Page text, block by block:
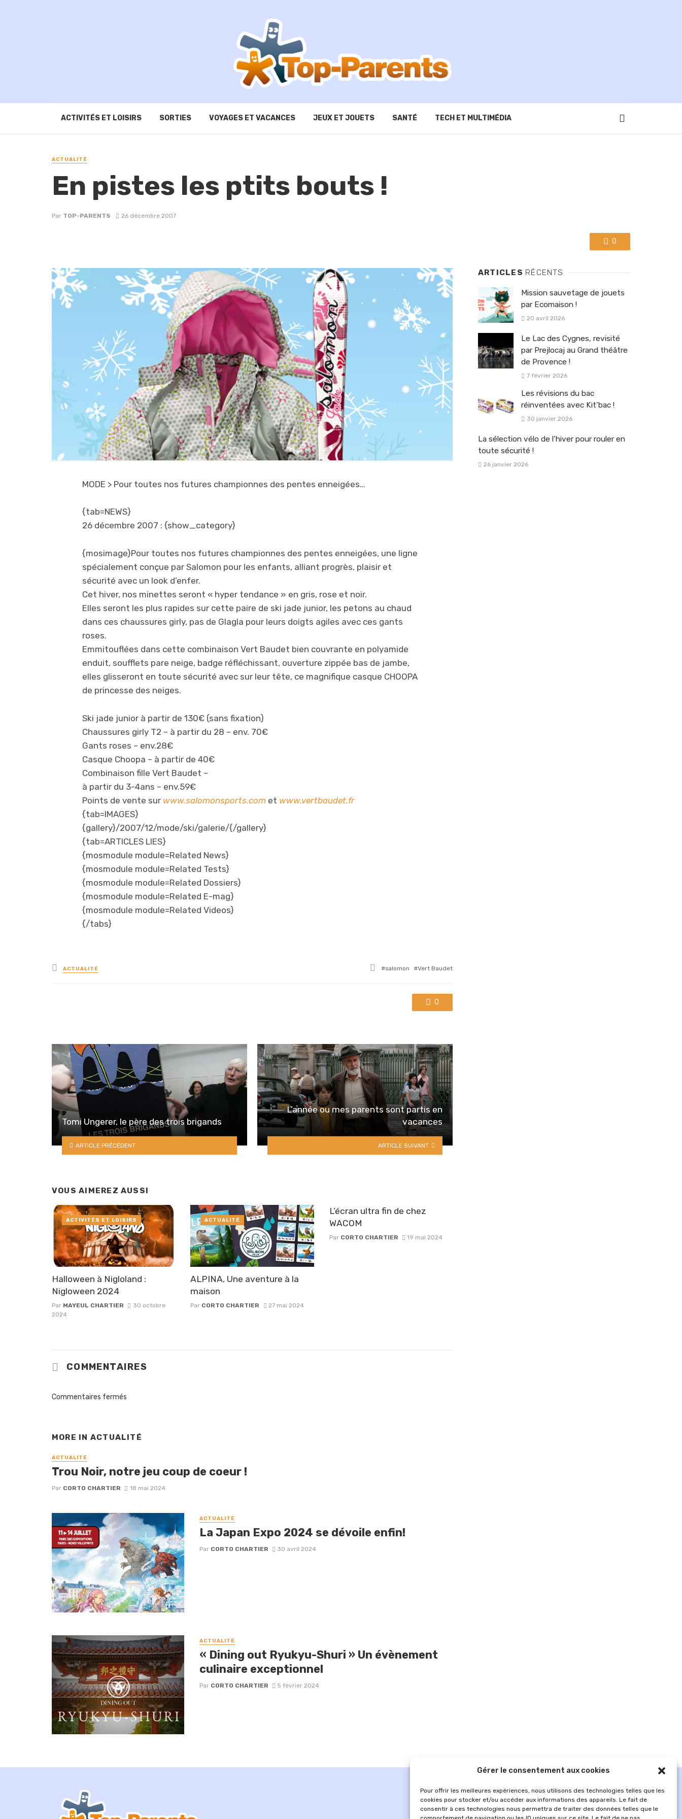
Gérer le consentement aux cookies
Pour offrir les meilleures expériences, nous utilisons des technologies telles que les
cookies pour stocker et/ou accéder aux informations des appareils. Le fait de
consentir à ces technologies nous permettra de traiter des données telles que le
ACTIVITÉS ET LOISIRS SORTIES VOYAGES ET VACANCES JEUX ET JOUETS SANTÉ TECH ET MULTIMÉDIA
ACTUALITÉ
En pistes les ptits bouts !
Par TOP-PARENTS 26 décembre 2007
0
MODE > Pour toutes nos futures championnes des pentes enneigées…
{tab=NEWS}
26 décembre 2007 : {show_category}
{mosimage}Pour toutes nos futures championnes des pentes enneigées, une ligne
spécialement conçue par Salomon pour les enfants, alliant progrès, plaisir et
sécurité avec un look d’enfer.
Cet hiver, nos minettes seront « hyper tendance » en gris, rose et noir.
Elles seront les plus rapides sur cette paire de ski jade junior, les petons au chaud
dans ces chaussures girly, pas de Glagla pour leurs doigts agiles avec ces gants
roses.
Emmitouflées dans cette combinaison Vert Baudet bien couvrante en polyamide
enduit, soufflets pare neige, badge réfléchissant, ouverture zippée bas de jambe,
elles glisseront en toute sécurité avec sur leur tête, ce magnifique casque CHOOPA
de princesse des neiges.
Ski jade junior à partir de 130€ (sans fixation)
Chaussures girly T2 – à partir du 28 – env. 70€
Gants roses – env.28€
Casque Choopa – à partir de 40€
Combinaison fille Vert Baudet –
à partir du 3-4ans – env.59€
Points de vente sur www.salomonsports.com et www.vertbaudet.fr
{tab=IMAGES}
{gallery}/2007/12/mode/ski/galerie/{/gallery}
{tab=ARTICLES LIES}
{mosmodule module=Related News}
{mosmodule module=Related Tests}
{mosmodule module=Related Dossiers}
{mosmodule module=Related E-mag}
{mosmodule module=Related Videos}
{/tabs}
Posted
in
ACTUALITÉ
Tagged
salomon Vert Baudet
0
Tomi Ungerer, le père des trois brigands
ARTICLE PRÉCÉDENT
L’année ou mes parents sont partis en
vacances
ARTICLE SUIVANT
VOUS AIMEREZ AUSSI
Halloween à Nigloland :
Nigloween 2024
Par MAYEUL CHARTIER
30 octobre
2024
ACTIVITÉS ET LOISIRS
ALPINA, Une aventure à la
maison
Par CORTO CHARTIER 27 mai 2024
ACTUALITÉ
L’écran ultra fin de chez
WACOM
Par CORTO CHARTIER 19 mai 2024
COMMENTAIRES
Commentaires fermés
MORE IN ACTUALITÉ
ACTUALITÉ
Trou Noir, notre jeu coup de coeur !
Par CORTO CHARTIER 18 mai 2024
ACTUALITÉ
La Japan Expo 2024 se dévoile enfin!
Par CORTO CHARTIER 30 avril 2024
ACTUALITÉ
« Dining out Ryukyu-Shuri » Un évènement
culinaire exceptionnel
Par CORTO CHARTIER 5 février 2024
ARTICLES RÉCENTS
Mission sauvetage de jouets
par Ecomaison !
20 avril 2026
Le Lac des Cygnes, revisité
par Prejlocaj au Grand théâtre
de Provence !
7 février 2026
Les révisions du bac
réinventées avec Kit’bac !
30 janvier 2026
La sélection vélo de l’hiver pour rouler en
toute sécurité !
26 janvier 2026